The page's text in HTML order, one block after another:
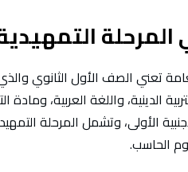
تعني الصف الأول الثانوي
واللغة العربية، ومادة
الأولى، وتشمل المرحلة
الحاسب.